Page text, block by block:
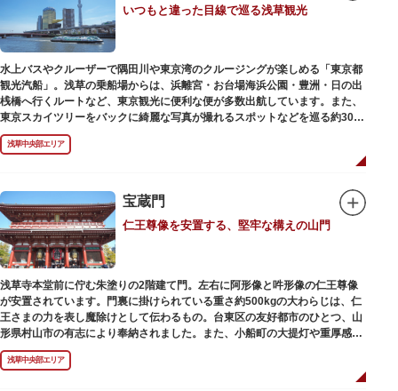
動物園としても知られるようになりました。戦後は遊園地として再開し、温
かさと懐かしさを併せ持つレトロなアトラクションや雰囲気で人気のスポッ
トとなっています。幼児（0歳～4歳）は入園とのりもの料が無料で、年齢や
身長制限の無いアトラクションもあり、子どもの遊園地デビューにもぴった
りです。
いつもと違った目線で巡る浅草観光
水上バスやクルーザーで隅田川や東京湾のクルージングが楽しめる「東京都
観光汽船」。浅草の乗船場からは、浜離宮・お台場海浜公園・豊洲・日の出
桟橋へ行くルートなど、東京観光に便利な便が多数出航しています。また、
東京スカイツリーをバックに綺麗な写真が撮れるスポットなどを巡る約30分
の「浅草周遊コース」も。初日の出やお花見、隅田川花火大会、クリスマス
などのイベント時は、いつもと違う目線から東京の景色を堪能できるイベン
や、約300人が乗船可能なアメリカンな大型船など多種多様な船体も魅力。
目的や人数にあわせてコースや時間帯を選べるチャータークルーズも行われ
ています。
浅草中央部エリア
宝蔵門
仁王尊像を安置する、堅牢な構えの山門
浅草寺本堂前に佇む朱塗りの2階建て門。左右に阿形像と吽形像の仁王尊像
が安置されています。門裏に掛けられている重さ約500kgの大わらじは、仁
王さまの力を表し魔除けとして伝わるもの。台東区の友好都市のひとつ、山
形県村山市の有志により奉納されました。また、小船町の大提灯や重厚感あ
ふれる吊灯篭も存在感を放ち、参拝客を迎えてくれます。
宝蔵門は、平安時代、武蔵守に任命された平公雅（たいらのきみまさ）によ
浅草中央部エリア